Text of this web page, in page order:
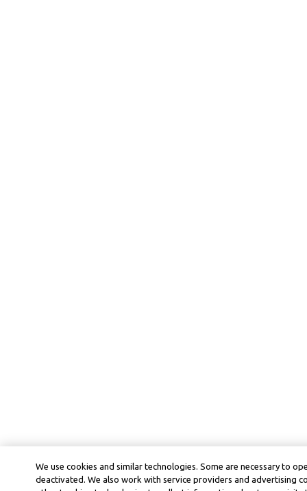
We use cookies and similar technologies. Some are necessary to
deactivated. We also work with service providers and advertising